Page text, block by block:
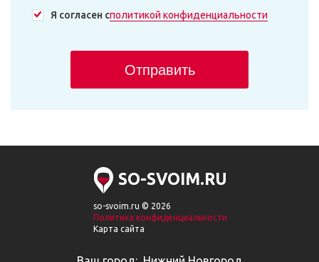
Я согласен сполитикой конфиденциальности
Отправить
SO-SVOIM.RU
so-svoim.ru © 2026
Политика конфиденциальности
Карта сайта